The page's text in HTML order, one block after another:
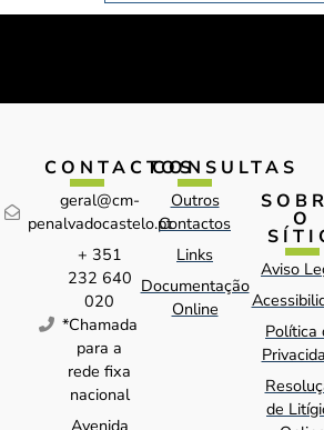
CONTACTOS
geral@cm-
penalvadocastelo.pt
+ 351
232 640
020
*Chamada
para a
rede fixa
nacional
Avenida
CONSULTAS
Outros
Contactos
Links
Documentação
Online
O
Aviso
Política
de